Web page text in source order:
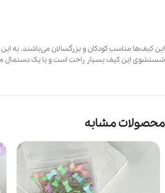
این کیف‌ها مناسب کودکان و بزرگسالان می‌باشند. به
شستشوی این کیف بسیار راحت است و با یک دستمال
محصولات مشابه